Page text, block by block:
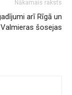
Nākamais raksts
arī Rīgā un
šosejas